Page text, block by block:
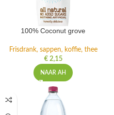
100% Coconut grove
Frisdrank, sappen, koffie, thee
€2,15
NAAR AH